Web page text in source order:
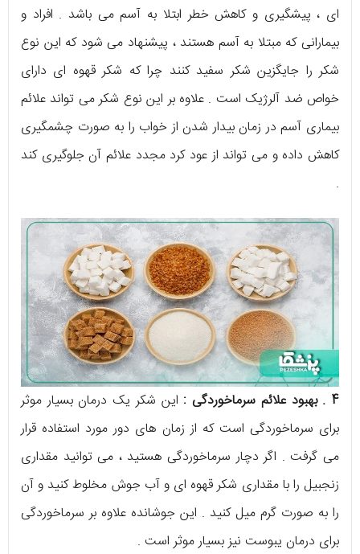
ای ، پیشگیری و کاهش خطر ابتلا به آسم می باشد . افراد و
بیمارانی که مبتلا به آسم هستند ، پیشنهاد می شود که این نوع
شکر را جایگزین شکر سفید کنند چرا که شکر قهوه ای دارای
خواص ضد آلرژیک است . علاوه بر این نوع شکر می تواند علائم
بیماری آسم در زمان بیدار شدن از خواب را به صورت چشمگیری
کاهش داده و می تواند از عود کرد مجدد علائم آن جلوگیری کند
.
4 . بهبود علائم سرماخوردگی :
این شکر یک درمان بسیار موثر
برای سرماخوردگی است که از زمان های دور مورد استفاده قرار
می گرفت . اگر دچار سرماخوردگی هستید ، می توانید مقداری
زنجبیل را با مقداری شکر قهوه ای و آب جوش مخلوط کنید و آن
را به صورت گرم میل کنید . این جوشانده علاوه بر سرماخوردگی
برای درمان یبوست نیز بسیار موثر است .